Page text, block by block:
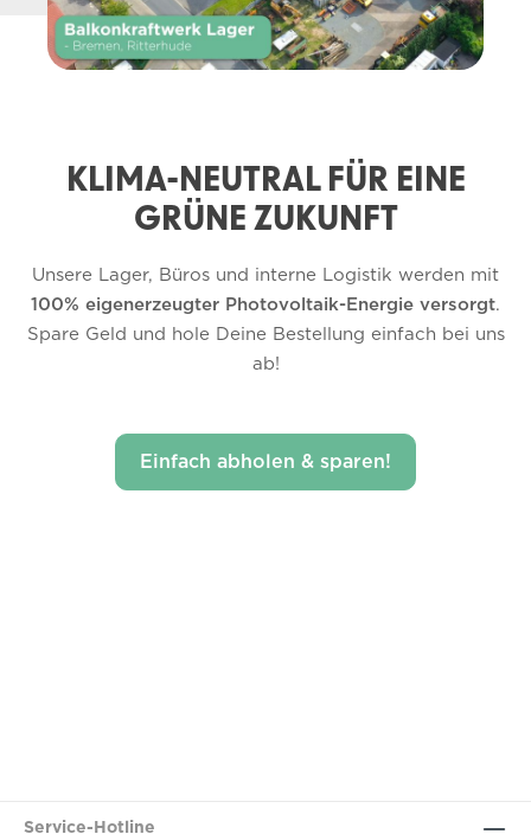
KLIMA-NEUTRAL FÜR EINE
GRÜNE ZUKUNFT
Unsere Lager, Büros und interne Logistik werden mit
100% eigenerzeugter Photovoltaik-Energie versorgt.
Spare Geld und hole Deine Bestellung einfach bei uns
ab!
Einfach abholen & sparen!
Service-Hotline